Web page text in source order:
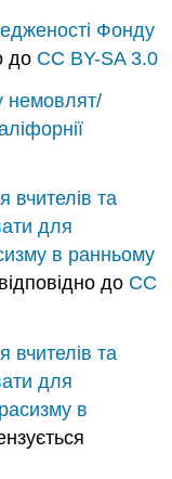
Фонду
до CC BY-SA 3.0
немовлят/
вчителів та
для
в ранньому
до CC
вчителів та
для
в